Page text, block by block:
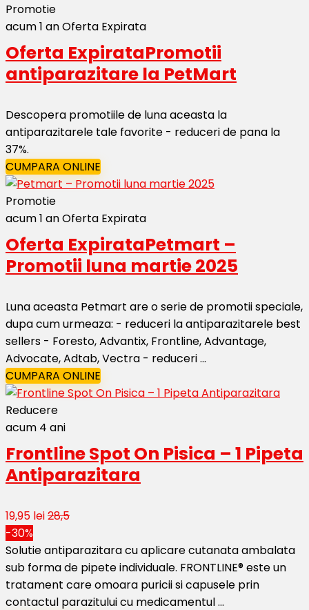
Promotie
acum 1 anOferta Expirata
Oferta ExpirataPromotii
antiparazitare la PetMart
Descopera promotiile de luna aceasta la
antiparazitarele tale favorite - reduceri de pana la
37%.
CUMPARA ONLINE
Promotie
acum 1 anOferta Expirata
Oferta ExpirataPetmart –
Promotii luna martie 2025
Luna aceasta Petmart are o serie de promotii speciale,
dupa cum urmeaza: - reduceri la antiparazitarele best
sellers - Foresto, Advantix, Frontline, Advantage,
Advocate, Adtab, Vectra - reduceri ...
CUMPARA ONLINE
Reducere
acum 4 ani
Frontline Spot On Pisica – 1 Pipeta
Antiparazitara
19,95 lei28,5
-30%
Solutie antiparazitara cu aplicare cutanata ambalata
sub forma de pipete individuale. FRONTLINE® este un
tratament care omoara puricii si capusele prin
contactul parazitului cu medicamentul ...